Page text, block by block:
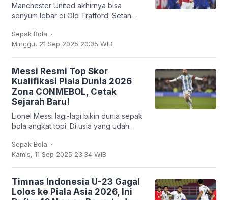
Manchester United akhirnya bisa
senyum lebar di Old Trafford. Setan
2-1 dalam lanjutan Liga Inggris, Sabtu
(20/9/2025). Bruno
Sepak Bola .
Minggu, 21 Sep 2025 20:05 WIB
Messi Resmi Top Skor
Kualifikasi Piala Dunia 2026
Zona CONMEBOL, Cetak
Sejarah Baru!
Lionel Messi lagi-lagi bikin dunia sepak
bola angkat topi. Di usia yang udah
mencatatkan sejarah baru: untuk
pertama
Sepak Bola .
Kamis, 11 Sep 2025 23:34 WIB
Timnas Indonesia U-23 Gagal
Lolos ke Piala Asia 2026, Ini